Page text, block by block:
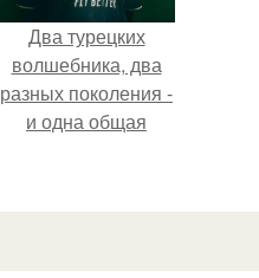
Два турецких
волшебника, два
разных поколения -
и одна общая